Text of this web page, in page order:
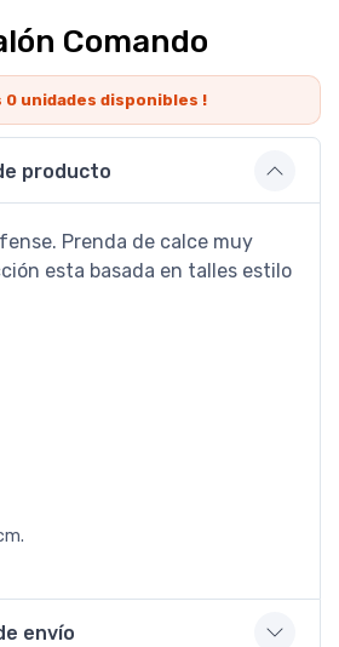
Comando
0unidades disponibles !
producto
Prenda de calce muy
esta basada en talles estilo
envío